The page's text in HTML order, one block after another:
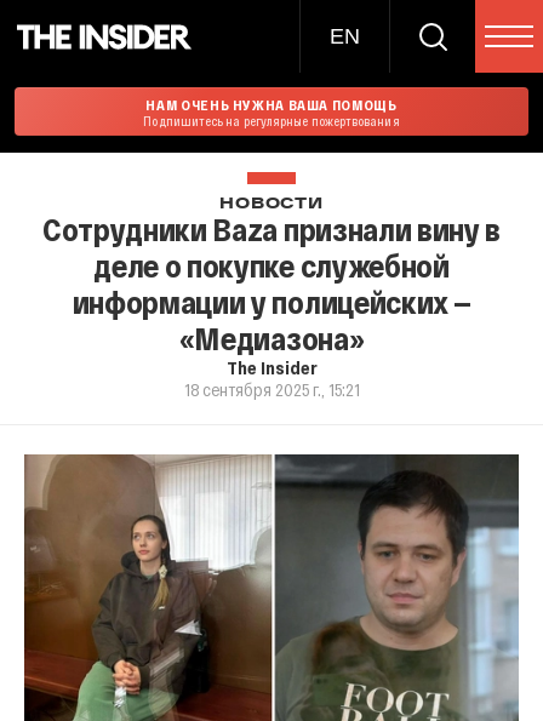
EN
НАМ ОЧЕНЬ НУЖНА ВАША ПОМОЩЬ
Подпишитесь на регулярные пожертвования
НОВОСТИ
Сотрудники Baza признали вину в
деле о покупке служебной
информации у полицейских —
«Медиазона»
The Insider
18 сентября 2025 г., 15:21